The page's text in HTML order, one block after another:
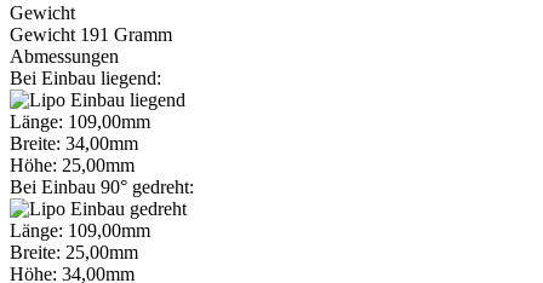
Gewicht
Gewicht 191 Gramm
Abmessungen
Bei Einbau liegend:
Länge: 109,00mm
Breite: 34,00mm
Höhe: 25,00mm
Bei Einbau 90° gedreht:
Länge: 109,00mm
Breite: 25,00mm
Höhe: 34,00mm